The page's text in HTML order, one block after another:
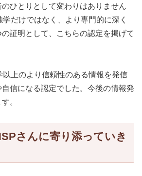
ひとりとして変わりはありません
だけではなく、より専門的に深く
証明として、こちらの認定を掲げて
以上のより信頼性のある情報を発信
信になる認定でした。今後の情報発
。
さんに寄り添っていき